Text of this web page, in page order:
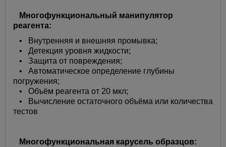
Многофункциональный манипулятор
реагента:
• Внутренняя и внешняя промывка;
• Детекция уровня жидкости;
• Защита от повреждения;
• Автоматическое определение глубины
погружения;
• Объём реагента от 20 мкл;
• Вычисление остаточного объёма или количества
тестов
Многофункциональная карусель образцов: